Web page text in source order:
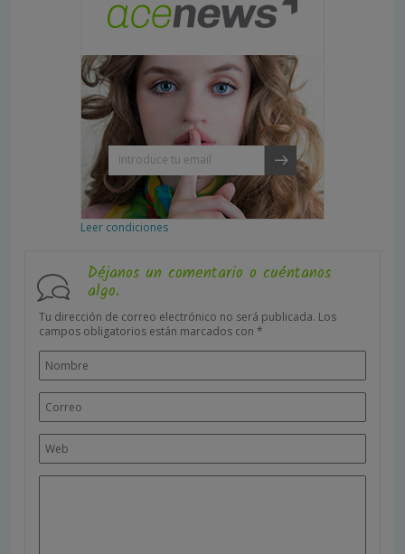
Leer condiciones
Déjanos un comentario o cuéntanos
algo.
Tu dirección de correo electrónico no será publicada. Los
campos obligatorios están marcados con *